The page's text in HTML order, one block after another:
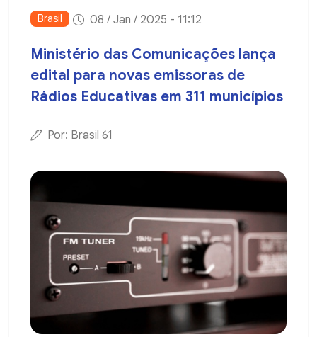
Brasil 08 / Jan / 2025 - 11:12
Ministério das Comunicações lança
edital para novas emissoras de
Rádios Educativas em 311 municípios
Por: Brasil 61